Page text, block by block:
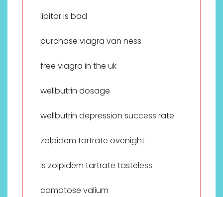
lipitor is bad
purchase viagra van ness
free viagra in the uk
wellbutrin dosage
wellbutrin depression success rate
zolpidem tartrate ovenight
is zolpidem tartrate tasteless
comatose valium